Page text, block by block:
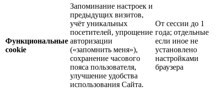
Функциональные
cookie
Запоминание настроек и
предыдущих визитов,
учёт уникальных
посетителей, упрощение
авторизации
(«запомнить меня»),
сохранение часового
пояса пользователя,
улучшение удобства
использования Сайта.
От сессии до 1
года; отдельные
если иное не
установлено
настройками
браузера